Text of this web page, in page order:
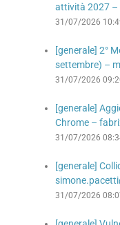
attività 2027 –
31/07/2026
[generale] 2°
settembre) –
31/07/2026
[generale]
Chrome –
31/07/2026
[generale]
31/07/2026